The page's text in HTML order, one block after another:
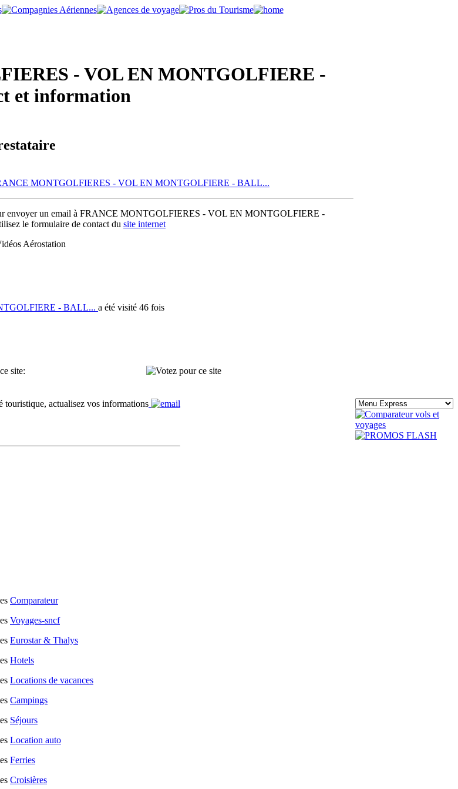
- VOL EN MONTGOLFIERE -
et information
MONTGOLFIERES - VOL EN MONTGOLFIERE - BALL...
envoyer un email à FRANCE MONTGOLFIERES - VOL EN MONTGOLFIERE -
le formulaire de contact du site internet
Aérostation
- BALL... a été visité 46 fois
site:
touristique, actualisez vos informations
Comparateur
Voyages-sncf
Eurostar & Thalys
Hotels
Locations de vacances
Campings
Séjours
Location auto
Ferries
Croisières